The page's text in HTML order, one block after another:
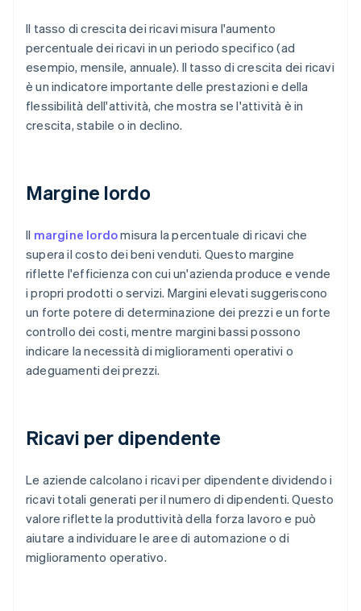
Il tasso di crescita dei ricavi misura l'aumento
percentuale dei ricavi in un periodo specifico (ad
esempio, mensile, annuale). Il tasso di crescita dei ricavi
è un indicatore importante delle prestazioni e della
flessibilità dell'attività, che mostra se l'attività è in
crescita, stabile o in declino.
Margine lordo
Il margine lordomisura la percentuale di ricavi che
supera il costo dei beni venduti. Questo margine
riflette l'efficienza con cui un'azienda produce e vende
i propri prodotti o servizi. Margini elevati suggeriscono
un forte potere di determinazione dei prezzi e un forte
controllo dei costi, mentre margini bassi possono
indicare la necessità di miglioramenti operativi o
adeguamenti dei prezzi.
Ricavi per dipendente
Le aziende calcolano i ricavi per dipendente dividendo i
ricavi totali generati per il numero di dipendenti. Questo
valore riflette la produttività della forza lavoro e può
aiutare a individuare le aree di automazione o di
miglioramento operativo.